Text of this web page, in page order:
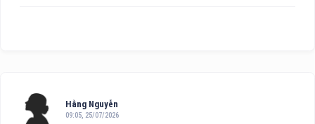
Hằng Nguyễn
09:05, 25/07/2026